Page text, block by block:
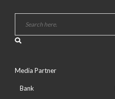
Media Partner
Bank